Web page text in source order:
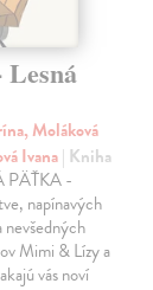
Moláková
Ivana| Kniha
PÄŤKA -
napínavých
nevšedných
Mimi & Lízy a
vás noví